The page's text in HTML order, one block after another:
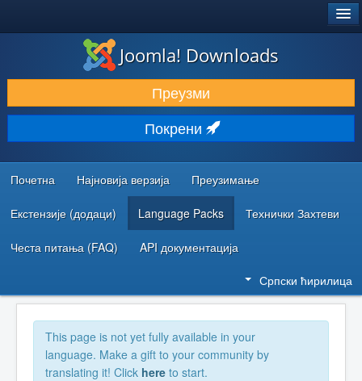
ПРЕУЗИМАЊЕ И ПРОШИРЕЊА (ЕКСТЕНЗИЈЕ)
ОТКРИЈТЕ И НАУЧИТЕ
ЗАЈЕДНИЦА И ПОДРШКА
РЕСУРСИ ЗА РАЗВОЈ
Joomla! Downloads
Преузми
Покрени
Почетна Најновија верзија Преузимање
Екстензије (додаци) Language Packs Технички Захтеви
Честа питања (FAQ) API документација
Српски ћирилица
This page is not yet fully available in your
language. Make a gift to your community by
translating it! Click here to start.